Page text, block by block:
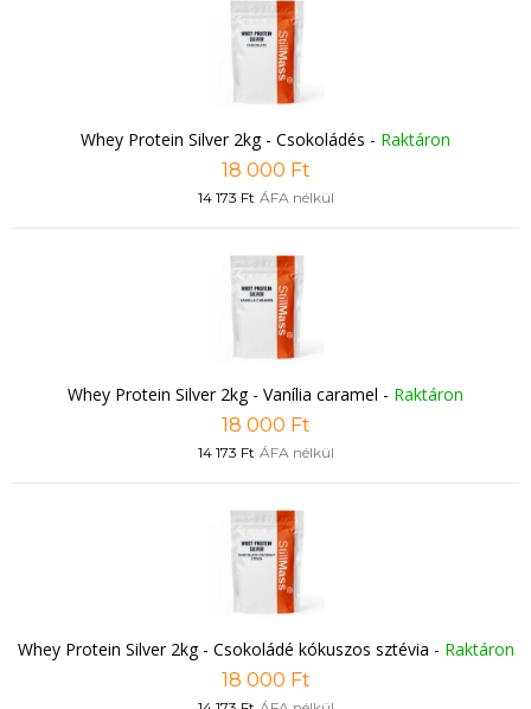
Whey Protein Silver 2kg - Csokoládés - Raktáron
18 000 Ft
14 173 Ft ÁFA nélkül
Whey Protein Silver 2kg - Vanília caramel - Raktáron
18 000 Ft
14 173 Ft ÁFA nélkül
Whey Protein Silver 2kg - Csokoládé kókuszos sztévia - Raktáron
18 000 Ft